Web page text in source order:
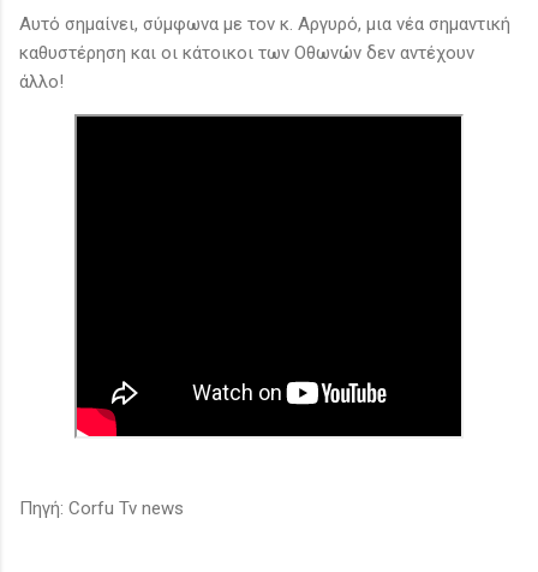
Αυτό σημαίνει, σύμφωνα με τον κ. Αργυρό, μια νέα σημαντική
καθυστέρηση και οι κάτοικοι των Οθωνών δεν αντέχουν
άλλο!
Πηγή: Corfu Tv news